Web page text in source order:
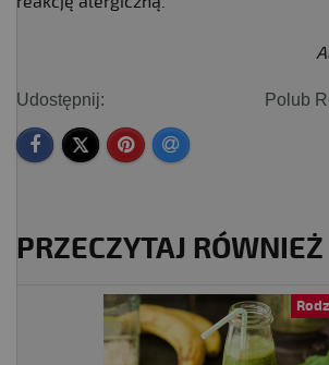
Udostępnij:
Polub
PRZECZYTAJ RÓWNIEŻ